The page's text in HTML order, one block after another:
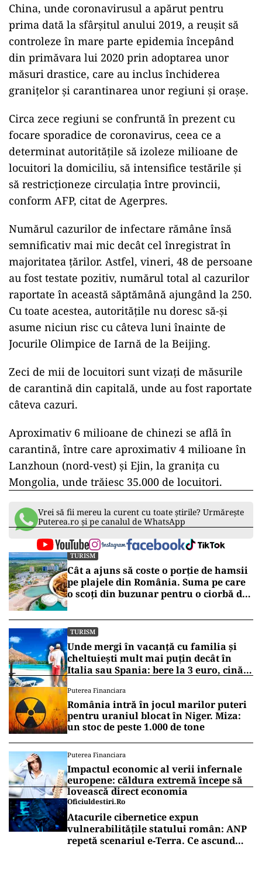
China, unde coronavirusul a apărut pentru
prima dată la sfârşitul anului 2019, a reuşit să
controleze în mare parte epidemia începând
din primăvara lui 2020 prin adoptarea unor
măsuri drastice, care au inclus închiderea
graniţelor și carantinarea unor regiuni și orașe.
ad
Circa zece regiuni se confruntă în prezent cu
focare sporadice de coronavirus, ceea ce a
determinat autorităţile să izoleze milioane de
locuitori la domiciliu, să intensifice testările şi
conform AFP, citat de Agerpres.
Numărul cazurilor de infectare rămâne însă
majoritatea ţărilor. Astfel, vineri, 48 de persoane
au fost testate pozitiv, numărul total al cazurilor
raportate în această săptămână ajungând la 250.
Cu toate acestea, autorităţile nu doresc să-şi
Jocurile Olimpice de Iarnă de la Beijing.
Zeci de mii de locuitori sunt vizaţi de măsurile
de carantină din capitală, unde au fost raportate
câteva cazuri.
Aproximativ 6 milioane de chinezi se află în
carantină, între care aproximativ 4 milioane în
Lanzhoun (nord-vest) şi Ejin, la graniţa cu
Mongolia, unde trăiesc 35.000 de locuitori.
Vrei să fii mereu la curent cu toate știrile? Urmărește
Puterea.ro și pe canalul de WhatsApp
TURISM
Cât a ajuns să coste o porție de hamsii
pe plajele din România. Suma pe care
o scoți din buzunar pentru o ciorbă de
pește sau saramură de crap la Eforie
Nord
TURISM
Unde mergi în vacanță cu familia și
cheltuiești mult mai puțin decât în
Italia sau Spania: bere la 3 euro, cină